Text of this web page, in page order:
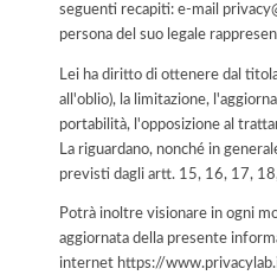
seguenti recapiti: e-mail
persona del suo legale
Lei ha diritto di ottenere dal
all'oblio), la limitazione,
portabilità, l'opposizione al
La riguardano, nonché in
previsti dagli artt. 15, 16, 17,
Potrà inoltre visionare in ogni
aggiornata della presente
internet https://